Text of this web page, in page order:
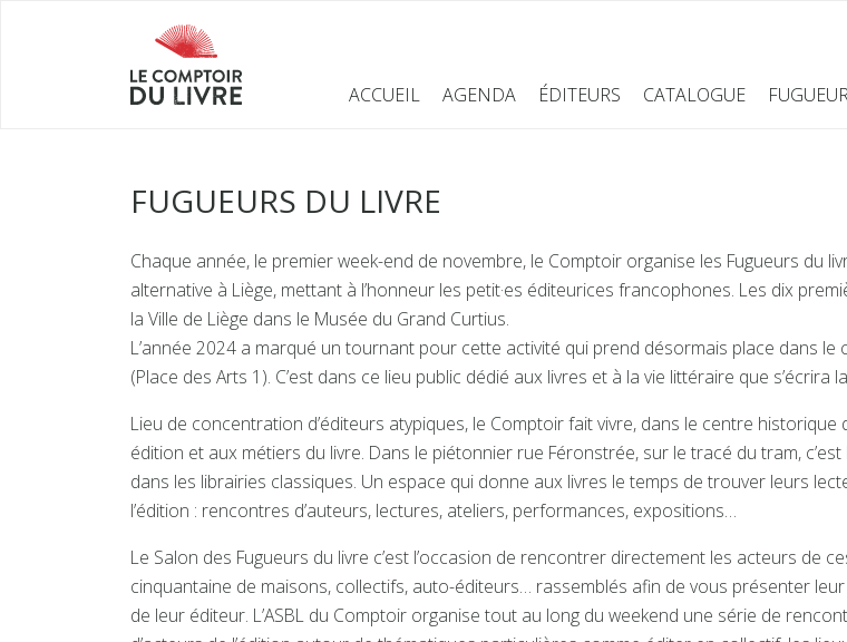
ACCUEIL AGENDA ÉDITEURS CATALOGUE
FUGUEURS DU LIVRE
Chaque année, le premier week-end de novembre, le Comptoir organise les Fugueurs du
alternative à Liège, mettant à l’honneur les petit·es éditeurices francophones. Les dix
la Ville de Liège dans le Musée du Grand Curtius.
L’année 2024 a marqué un tournant pour cette activité qui prend désormais place dans
(Place des Arts 1). C’est dans ce lieu public dédié aux livres et à la vie littéraire que s’écrira
Lieu de concentration d’éditeurs atypiques, le Comptoir fait vivre, dans le centre
édition et aux métiers du livre. Dans le piétonnier rue Féronstrée, sur le tracé du tram,
dans les librairies classiques. Un espace qui donne aux livres le temps de trouver leurs
l’édition : rencontres d’auteurs, lectures, ateliers, performances, expositions…
Le Salon des Fugueurs du livre c’est l’occasion de rencontrer directement les acteurs de
cinquantaine de maisons, collectifs, auto-éditeurs… rassemblés afin de vous présenter
de leur éditeur. L’ASBL du Comptoir organise tout au long du weekend une série de